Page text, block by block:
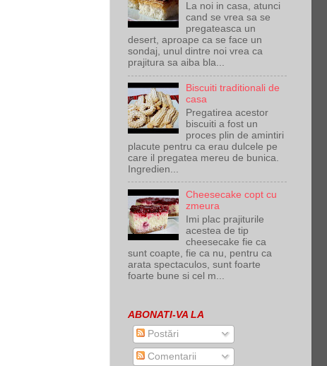
La noi in casa, atunci
cand se vrea sa se
pregateasca un
desert, aproape ca se face un
sondaj, unul dintre noi vrea ca
prajitura sa aiba bla...
Biscuiti traditionali de
casa
Pregatirea acestor
biscuiti a fost un
proces plin de amintiri
placute pentru ca erau dulcele pe
care il pregatea mereu de bunica.
Ingredien...
Cheesecake copt cu
zmeura
Imi plac prajiturile
acestea de tip
cheesecake fie ca
sunt coapte, fie ca nu, pentru ca
arata spectaculos, sunt foarte
foarte bune si cel m...
ABONATI-VA LA
Postări
Comentarii